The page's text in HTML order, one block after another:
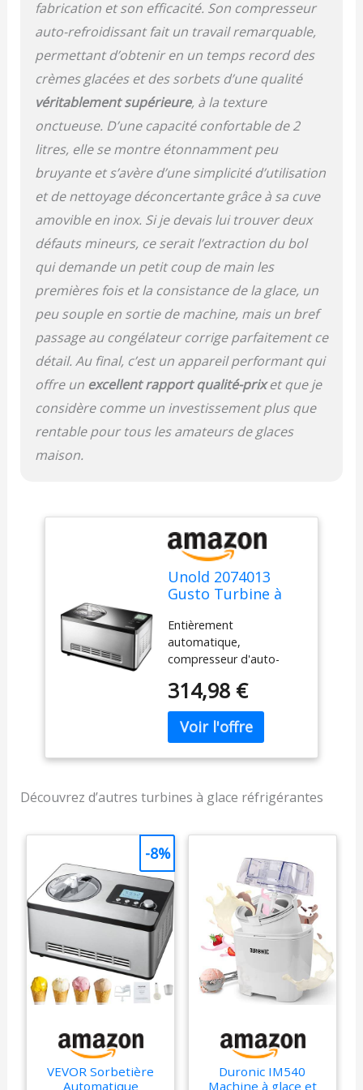
fabrication et son efficacité. Son compresseur
auto-refroidissant fait un travail remarquable,
permettant d’obtenir en un temps record des
crèmes glacées et des sorbets d’une qualité
véritablement supérieure, à la texture
onctueuse. D’une capacité confortable de 2
litres, elle se montre étonnamment peu
bruyante et s’avère d’une simplicité d’utilisation
et de nettoyage déconcertante grâce à sa cuve
amovible en inox. Si je devais lui trouver deux
défauts mineurs, ce serait l’extraction du bol
qui demande un petit coup de main les
premières fois et la consistance de la glace, un
peu souple en sortie de machine, mais un bref
passage au congélateur corrige parfaitement ce
détail. Au final, c’est un appareil performant qui
offre un excellent rapport qualité-prixet que je
considère comme un investissement plus que
rentable pour tous les amateurs de glaces
maison.
Unold 2074013
Gusto Turbine à
Argent
Entièrement
automatique,
compresseur d'auto-
panneau de contrôle
avec une maturité
résiduelle Moteur
robuste, adapté pour un
fonctionnement continu
du produit :5
314,98 €
Découvrez d’autres turbines à glace réfrigérantes
VEVOR Sorbetière
Automatique
-8%
Duronic IM540
Machine à glace et